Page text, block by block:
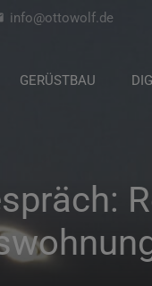
info@ottowolf.de
GERÜSTBAU